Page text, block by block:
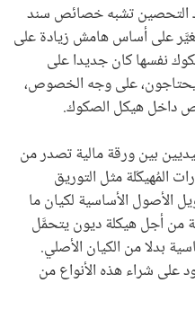
التحصين تشبه خصائص سند
على أساس هامش زيادة على
نفسها كان جديدا على
يحتاجون، على وجه الخصوص،
داخل هيكل الصكوك.
بين ورقة مالية تصدر من
المُهيكَلة مثل التوريق
الأصول الأساسية لكيان ما
من أجل هيكلة ديون يتحمَّل
بدلا من الكيان الأصلي.
على شراء هذه الأنواع من